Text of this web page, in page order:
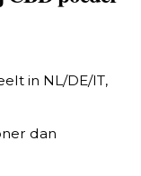
in NL/DE/IT,
dan